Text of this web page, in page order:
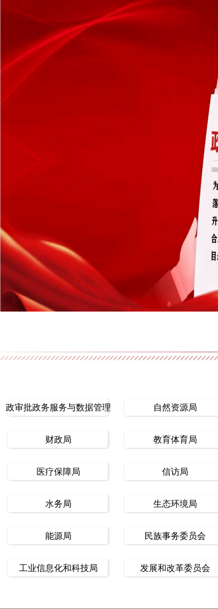
政审批政务服务与数据管理局 自然资源局
财政局 教育体育局
医疗保障局 信访局
水务局 生态环境局
能源局 民族事务委员会
工业信息化和科技局 发展和改革委员会